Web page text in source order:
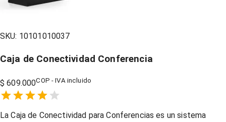
SKU: 10101010037
Caja de Conectividad Conferencia
$ 609.000COP - IVA incluido
1 Star,
2 Stars,
3 Stars,
4 Stars,
5 Stars,
La Caja de Conectividad para Conferencias es un sistema